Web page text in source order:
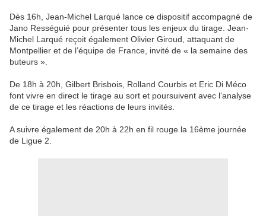
Dès 16h, Jean-Michel Larqué lance ce dispositif accompagné de
Jano Rességuié pour présenter tous les enjeux du tirage. Jean-
Michel Larqué reçoit également Olivier Giroud, attaquant de
Montpellier et de l’équipe de France, invité de « la semaine des
buteurs ».
De 18h à 20h, Gilbert Brisbois, Rolland Courbis et Eric Di Méco
font vivre en direct le tirage au sort et poursuivent avec l’analyse
de ce tirage et les réactions de leurs invités.
A suivre également de 20h à 22h en fil rouge la 16ème journée
de Ligue 2.